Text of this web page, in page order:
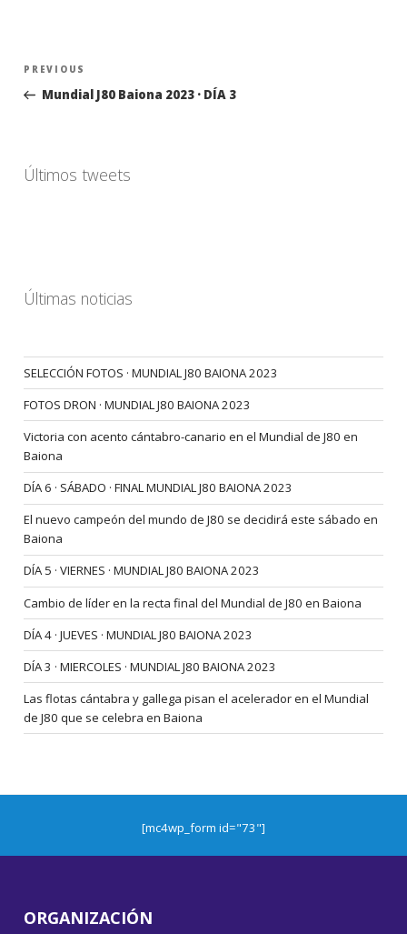
Navegación
entradas
Previous
Post
PREVIOUS
Mundial J80 Baiona 2023 · DÍA 3
Últimos tweets
Últimas noticias
SELECCIÓN FOTOS · MUNDIAL J80 BAIONA 2023
FOTOS DRON · MUNDIAL J80 BAIONA 2023
Victoria con acento cántabro-canario en el Mundial de J80 en
Baiona
DÍA 6 · SÁBADO · FINAL MUNDIAL J80 BAIONA 2023
El nuevo campeón del mundo de J80 se decidirá este sábado en
Baiona
DÍA 5 · VIERNES · MUNDIAL J80 BAIONA 2023
Cambio de líder en la recta final del Mundial de J80 en Baiona
DÍA 4 · JUEVES · MUNDIAL J80 BAIONA 2023
DÍA 3 · MIERCOLES · MUNDIAL J80 BAIONA 2023
Las flotas cántabra y gallega pisan el acelerador en el Mundial
de J80 que se celebra en Baiona
[mc4wp_form id="73"]
ORGANIZACIÓN